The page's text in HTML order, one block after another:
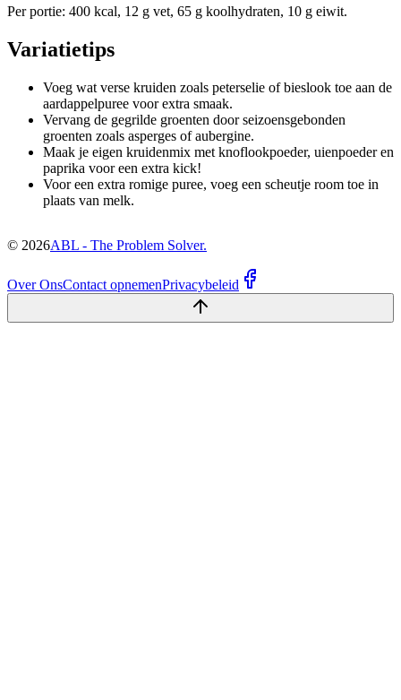
Per portie: 400 kcal, 12 g vet, 65 g koolhydraten, 10 g eiwit.
Variatietips
Voeg wat verse kruiden zoals peterselie of bieslook toe aan de
aardappelpuree voor extra smaak.
Vervang de gegrilde groenten door seizoensgebonden
groenten zoals asperges of aubergine.
Maak je eigen kruidenmix met knoflookpoeder, uienpoeder en
paprika voor een extra kick!
Voor een extra romige puree, voeg een scheutje room toe in
plaats van melk.
© 2026ABL - The Problem Solver.
Over OnsContact opnemenPrivacybeleid